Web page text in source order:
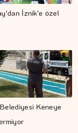
İznik'e özel
Keneye